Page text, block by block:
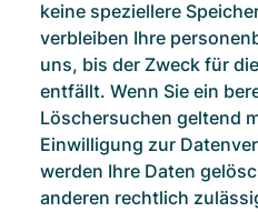
keine speziellere
verbleiben Ihre
uns, bis der Zweck für
entfällt. Wenn Sie ein
Löschersuchen geltend
Einwilligung zur
werden Ihre Daten
anderen rechtlich